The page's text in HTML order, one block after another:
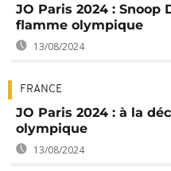
JO Paris 2024 : Snoop
flamme olympique
13/08/2024
FRANCE
JO Paris 2024 : à la
olympique
13/08/2024